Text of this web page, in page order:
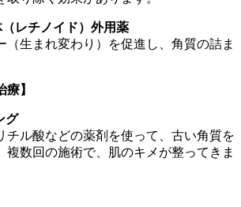
レチノイド）外用薬
（生まれ変わり）を促進し、角質の詰ま
療】
グ
チル酸などの薬剤を使って、古い角質を
複数回の施術で、肌のキメが整ってきま